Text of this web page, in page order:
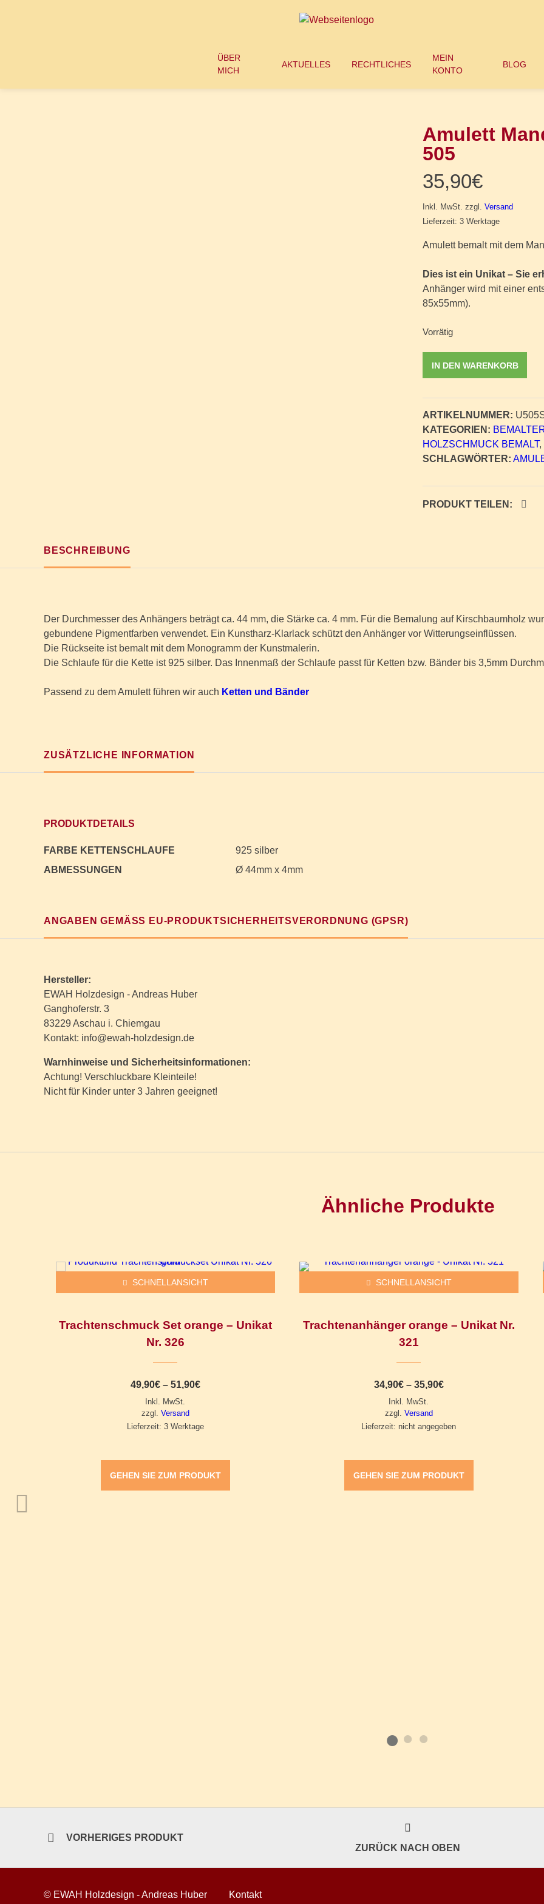
ÜBER
MICH
AKTUELLES RECHTLICHES
MEIN
KONTO
BLOG
Amulett
505
35,90€
Inkl. MwSt. zzgl. Versand
Lieferzeit: 3 Werktage
Amulett bemalt mit dem
Dies ist ein Unikat – Sie
Anhänger wird mit einer
85x55mm).
Vorrätig
Unikat
Nr.
505
Menge
IN DEN WARENKORB
ARTIKELNUMMER:
KATEGORIEN:
HOLZSCHMUCK BEMALT,
SCHLAGWÖRTER:
PRODUKT TEILEN:
BESCHREIBUNG
Der Durchmesser des Anhängers beträgt ca. 44 mm, die Stärke ca. 4 mm. Für die Bemalung auf Kirschbaumholz
gebundene Pigmentfarben verwendet. Ein Kunstharz-Klarlack schützt den Anhänger vor Witterungseinflüssen.
Die Rückseite ist bemalt mit dem Monogramm der Kunstmalerin.
Die Schlaufe für die Kette ist 925 silber. Das Innenmaß der Schlaufe passt für Ketten bzw. Bänder bis 3,5mm
Passend zu dem Amulett führen wir auch Ketten und Bänder
ZUSÄTZLICHE INFORMATION
PRODUKTDETAILS
FARBE KETTENSCHLAUFE
925 silber
ABMESSUNGEN
Ø 44mm x 4mm
ANGABEN GEMÄSS EU-PRODUKTSICHERHEITSVERORDNUNG (GPSR)
Hersteller:
EWAH Holzdesign - Andreas Huber
Ganghoferstr. 3
83229 Aschau i. Chiemgau
Kontakt: info@ewah-holzdesign.de
Warnhinweise und Sicherheitsinformationen:
Achtung! Verschluckbare Kleinteile!
Nicht für Kinder unter 3 Jahren geeignet!
Ähnliche Produkte
Dieses Produkt weist mehrere Varianten auf. Die Optionen können auf der Produktseite gewählt werden
SCHNELLANSICHT
Trachtenschmuck Set orange – Unikat
Nr. 326
49,90€ – 51,90€Preisspanne:
Inkl. MwSt.
zzgl. Versand
Lieferzeit: 3 Werktage
GEHEN SIE ZUM PRODUKT
Dieses Produkt weist mehrere Varianten auf. Die Optionen können auf der Produktseite gewählt werden
SCHNELLANSICHT
Trachtenanhänger orange – Unikat Nr.
321
34,90€ – 35,90€Preisspanne:
Inkl. MwSt.
zzgl. Versand
Lieferzeit: nicht angegeben
GEHEN SIE ZUM PRODUKT
VORHERIGES PRODUKT
ZURÜCK NACH OBEN
© EWAH Holzdesign - Andreas Huber
Kontakt